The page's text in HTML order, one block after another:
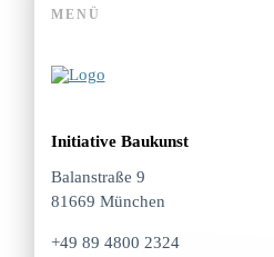
MENÜ
Initiative Baukunst
Balanstraße 9
81669 München
+49 89 4800 2324